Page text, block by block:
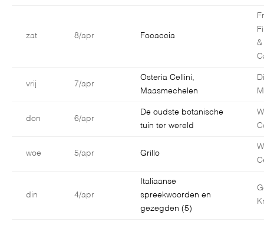
zat 8/apr Focaccia
&
vrij 7/apr
Osteria Cellini,
Maasmechelen
don 6/apr
De oudste botanische
tuin ter wereld
woe 5/apr Grillo
din 4/apr
Italiaanse
spreekwoorden en
gezegden (5)